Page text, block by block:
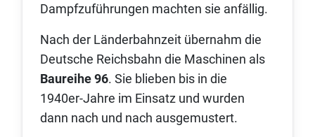
Dampfzuführungen machten sie anfällig.
Nach der Länderbahnzeit übernahm die
Deutsche Reichsbahn die Maschinen als
Baureihe 96. Sie blieben bis in die
1940er‑Jahre im Einsatz und wurden
dann nach und nach ausgemustert.